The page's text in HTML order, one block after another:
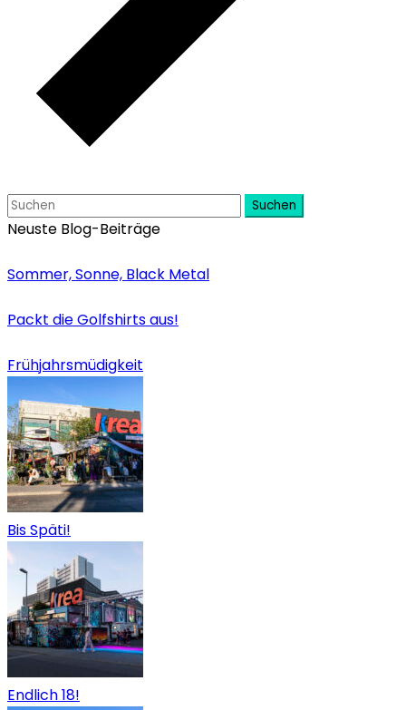
Suchen
Neuste Blog-Beiträge
Sommer, Sonne, Black Metal
Packt die Golfshirts aus!
Frühjahrsmüdigkeit
Bis Späti!
Endlich 18!